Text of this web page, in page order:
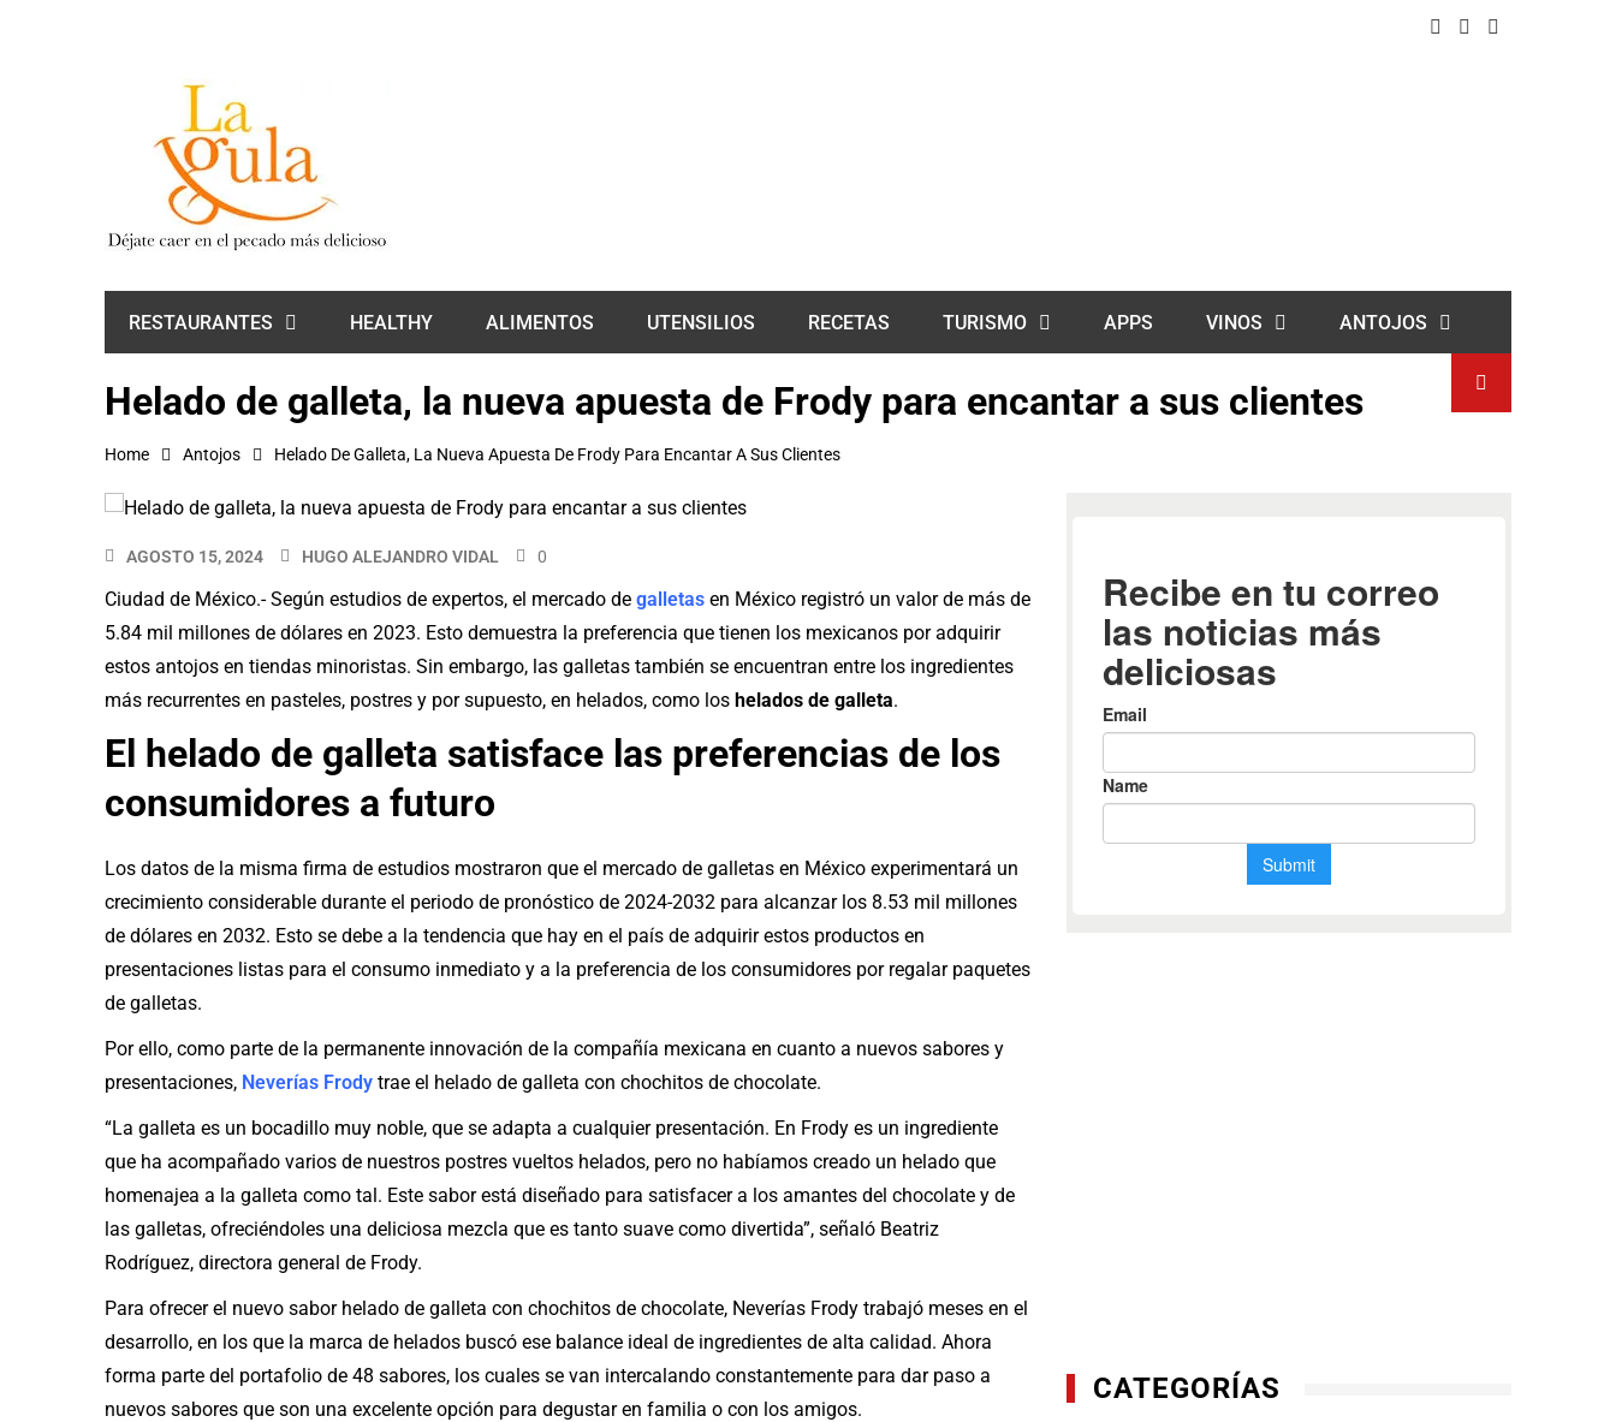
RESTAURANTES HEALTHY ALIMENTOS UTENSILIOS RECETAS TURISMO APPS VINOS ANTOJOS
Helado de galleta, la nueva apuesta de Frody para encantar a sus clientes
Home Antojos Helado De Galleta, La Nueva Apuesta De Frody Para Encantar A Sus Clientes
AGOSTO 15, 2024 HUGO ALEJANDRO VIDAL 0
Ciudad de México.- Según estudios de expertos, el mercado de galletas en México registró un valor de más de
5.84 mil millones de dólares en 2023. Esto demuestra la preferencia que tienen los mexicanos por adquirir
estos antojos en tiendas minoristas. Sin embargo, las galletas también se encuentran entre los ingredientes
más recurrentes en pasteles, postres y por supuesto, en helados, como los helados de galleta.
El helado de galleta satisface las preferencias de los
consumidores a futuro
Los datos de la misma firma de estudios mostraron que el mercado de galletas en México experimentará un
crecimiento considerable durante el periodo de pronóstico de 2024-2032 para alcanzar los 8.53 mil millones
de dólares en 2032. Esto se debe a la tendencia que hay en el país de adquirir estos productos en
presentaciones listas para el consumo inmediato y a la preferencia de los consumidores por regalar paquetes
de galletas.
Por ello, como parte de la permanente innovación de la compañía mexicana en cuanto a nuevos sabores y
presentaciones, Neverías Frody trae el helado de galleta con chochitos de chocolate.
“La galleta es un bocadillo muy noble, que se adapta a cualquier presentación. En Frody es un ingrediente
que ha acompañado varios de nuestros postres vueltos helados, pero no habíamos creado un helado que
homenajea a la galleta como tal. Este sabor está diseñado para satisfacer a los amantes del chocolate y de
las galletas, ofreciéndoles una deliciosa mezcla que es tanto suave como divertida”, señaló Beatriz
Rodríguez, directora general de Frody.
Para ofrecer el nuevo sabor helado de galleta con chochitos de chocolate, Neverías Frody trabajó meses en el
desarrollo, en los que la marca de helados buscó ese balance ideal de ingredientes de alta calidad. Ahora
forma parte del portafolio de 48 sabores, los cuales se van intercalando constantemente para dar paso a
nuevos sabores que son una excelente opción para degustar en familia o con los amigos.
CATEGORÍAS